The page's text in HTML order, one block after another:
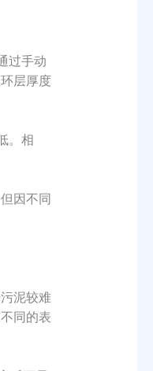
过手动
层厚度
。相
因不同
泥较难
同的表